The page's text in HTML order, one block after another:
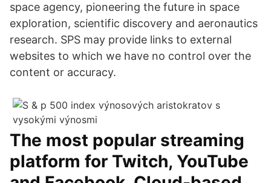
space agency, pioneering the future in space
exploration, scientific discovery and aeronautics
research. SPS may provide links to external
websites to which we have no control over the
content or accuracy.
The most popular streaming
platform for Twitch, YouTube